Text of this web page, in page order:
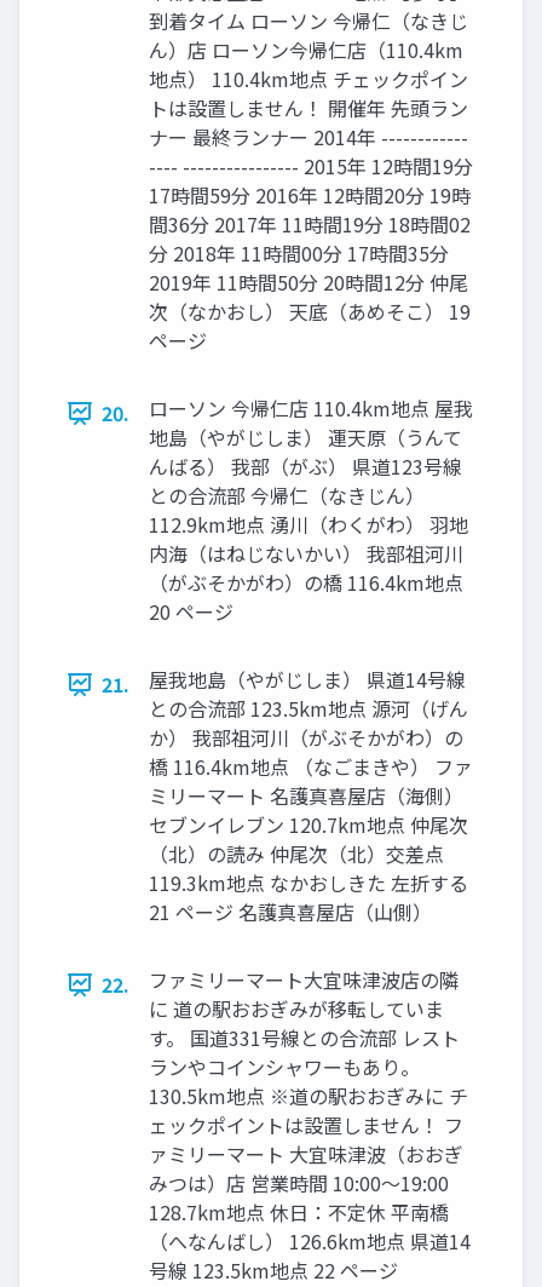
到着タイム ローソン 今帰仁（なきじ
ん）店 ローソン今帰仁店（110.4km
地点） 110.4km地点 チェックポイン
トは設置しません！ 開催年 先頭ラン
ナー 最終ランナー 2014年 ------------
---- ---------------- 2015年 12時間19分
17時間59分 2016年 12時間20分 19時
間36分 2017年 11時間19分 18時間02
分 2018年 11時間00分 17時間35分
2019年 11時間50分 20時間12分 仲尾
次（なかおし） 天底（あめそこ） 19
ページ
20.
ローソン 今帰仁店 110.4km地点 屋我
地島（やがじしま） 運天原（うんて
んばる） 我部（がぶ） 県道123号線
との合流部 今帰仁（なきじん）
112.9km地点 湧川（わくがわ） 羽地
内海（はねじないかい） 我部祖河川
（がぶそかがわ）の橋 116.4km地点
20 ページ
21.
屋我地島（やがじしま） 県道14号線
との合流部 123.5km地点 源河（げん
か） 我部祖河川（がぶそかがわ）の
橋 116.4km地点 （なごまきや） ファ
ミリーマート 名護真喜屋店（海側）
セブンイレブン 120.7km地点 仲尾次
（北）の読み 仲尾次（北）交差点
119.3km地点 なかおしきた 左折する
21 ページ 名護真喜屋店（山側）
22.
ファミリーマート大宜味津波店の隣
に 道の駅おおぎみが移転していま
す。 国道331号線との合流部 レスト
ランやコインシャワーもあり。
130.5km地点 ※道の駅おおぎみに チ
ェックポイントは設置しません！ フ
ァミリーマート 大宜味津波（おおぎ
みつは）店 営業時間 10:00〜19:00
128.7km地点 休日：不定休 平南橋
（へなんばし） 126.6km地点 県道14
号線 123.5km地点 22 ページ